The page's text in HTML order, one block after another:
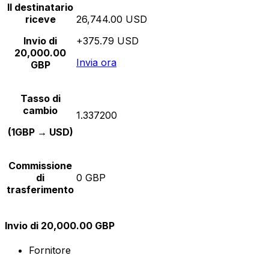
Il destinatario
riceve
Invio di
20,000.00
GBP
26,744.00 USD
+375.79 USD
Invia ora
Tasso di
cambio
(1GBP → USD)
1.337200
Commissione
di
trasferimento
0 GBP
Invio di 20,000.00 GBP
Fornitore